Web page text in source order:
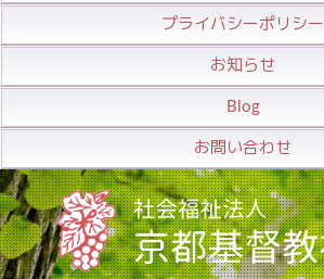
プライバシーポリシー
お知らせ
Blog
お問い合わせ